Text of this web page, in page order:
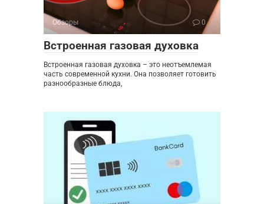
Обзоры 0
Встроенная газовая духовка
Встроенная газовая духовка – это неотъемлемая
часть современной кухни. Она позволяет готовить
разнообразные блюда,